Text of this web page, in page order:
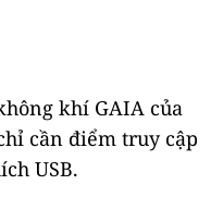
khí GAIA của
cần điểm truy cập
USB.